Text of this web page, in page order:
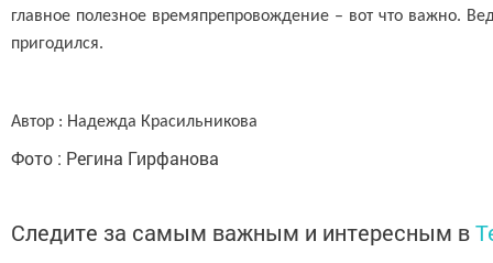
главное полезное времяпрепровождение – вот что важно.
пригодился.
Автор : Надежда Красильникова
Фото : Регина Гирфанова
Следите за самым важным и интересным в